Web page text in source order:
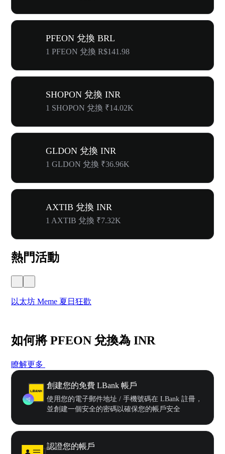
PFEON 兌換 BRL
1 PFEON 兌換 R$141.98
SHOPON 兌換 INR
1 SHOPON 兌換 ₹14.02K
GLDON 兌換 INR
1 GLDON 兌換 ₹36.96K
AXTIB 兌換 INR
1 AXTIB 兌換 ₹7.32K
熱門活動
以太坊 Meme 夏日狂歡
如何將 PFEON 兌換為 INR
瞭解更多
創建您的免費 LBank 帳戶
使用您的電子郵件地址 / 手機號碼在 LBank 註冊，
並創建一個安全的密碼以確保您的帳戶安全
認證您的帳戶